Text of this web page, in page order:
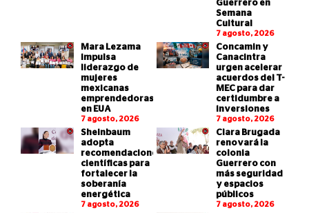
Guerrero en
Semana
Cultural
7 agosto, 2026
Mara Lezama
impulsa
liderazgo de
mujeres
mexicanas
emprendedoras
en EUA
7 agosto, 2026
Concamin y
Canacintra
urgen acelerar
acuerdos del T-
MEC para dar
certidumbre a
inversiones
7 agosto, 2026
Sheinbaum
adopta
recomendaciones
científicas para
fortalecer la
soberanía
energética
7 agosto, 2026
Clara Brugada
renovará la
colonia
Guerrero con
más seguridad
y espacios
públicos
7 agosto, 2026